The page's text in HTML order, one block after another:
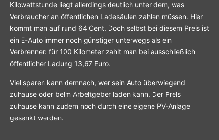
Kilowattstunde liegt allerdings deutlich unter dem, was
Verbraucher an öffentlichen Ladesäulen zahlen müssen. Hier
kommt man auf rund 64 Cent. Doch selbst bei diesem Preis ist
ein E-Auto immer noch günstiger unterwegs als ein
Verbrenner: für 100 Kilometer zahlt man bei ausschließlich
öffentlicher Ladung 13,67 Euro.
Viel sparen kann demnach, wer sein Auto überwiegend
zuhause oder beim Arbeitgeber laden kann. Der Preis
zuhause kann zudem noch durch eine eigene PV-Anlage
gesenkt werden.